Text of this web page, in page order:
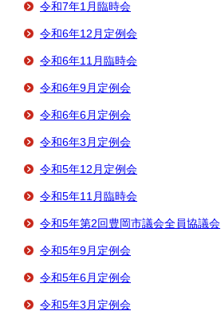
令和7年1月臨時会
令和6年12月定例会
令和6年11月臨時会
令和6年9月定例会
令和6年6月定例会
令和6年3月定例会
令和5年12月定例会
令和5年11月臨時会
令和5年第2回豊岡市議会全員協議会
令和5年9月定例会
令和5年6月定例会
令和5年3月定例会